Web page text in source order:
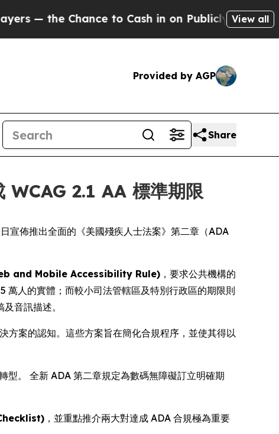
Chance to Cash in on Publicly Owned oilFive
View all
Provided by AGP
Share
2.1 AA 標準期限
佈推出全面的《美國殘疾人士法案》第二章（ADA
and Mobile Accessibility Rule) ，要求公共機構的
萬人的實體；而較小司法管轄區及特別行政區的期限則
音訊描述。
案的認知。這些方案旨在簡化合規程序，並使其得以
型。 全新 ADA 第二章規定為數碼無障礙訂立明確期
，並重點推介兩大對達成 ADA 合規極為重要